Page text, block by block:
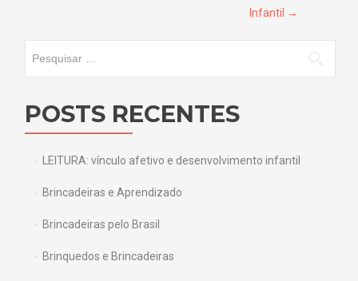
Infantil
→
POSTS RECENTES
LEITURA: vínculo afetivo e desenvolvimento infantil
Brincadeiras e Aprendizado
Brincadeiras pelo Brasil
Brinquedos e Brincadeiras